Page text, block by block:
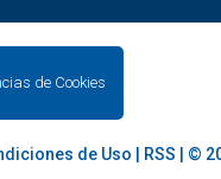
de Cookies
de Uso RSS | ©